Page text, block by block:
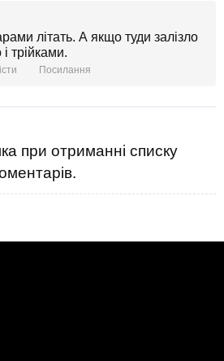
літать. А якщо туди залізло
трійками.
Посилання
при отриманні списку